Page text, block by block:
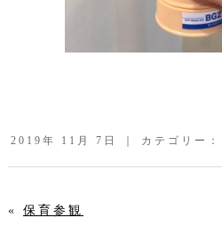
2019年 11月 7日 ｜ カテゴリー：
« 保育参観